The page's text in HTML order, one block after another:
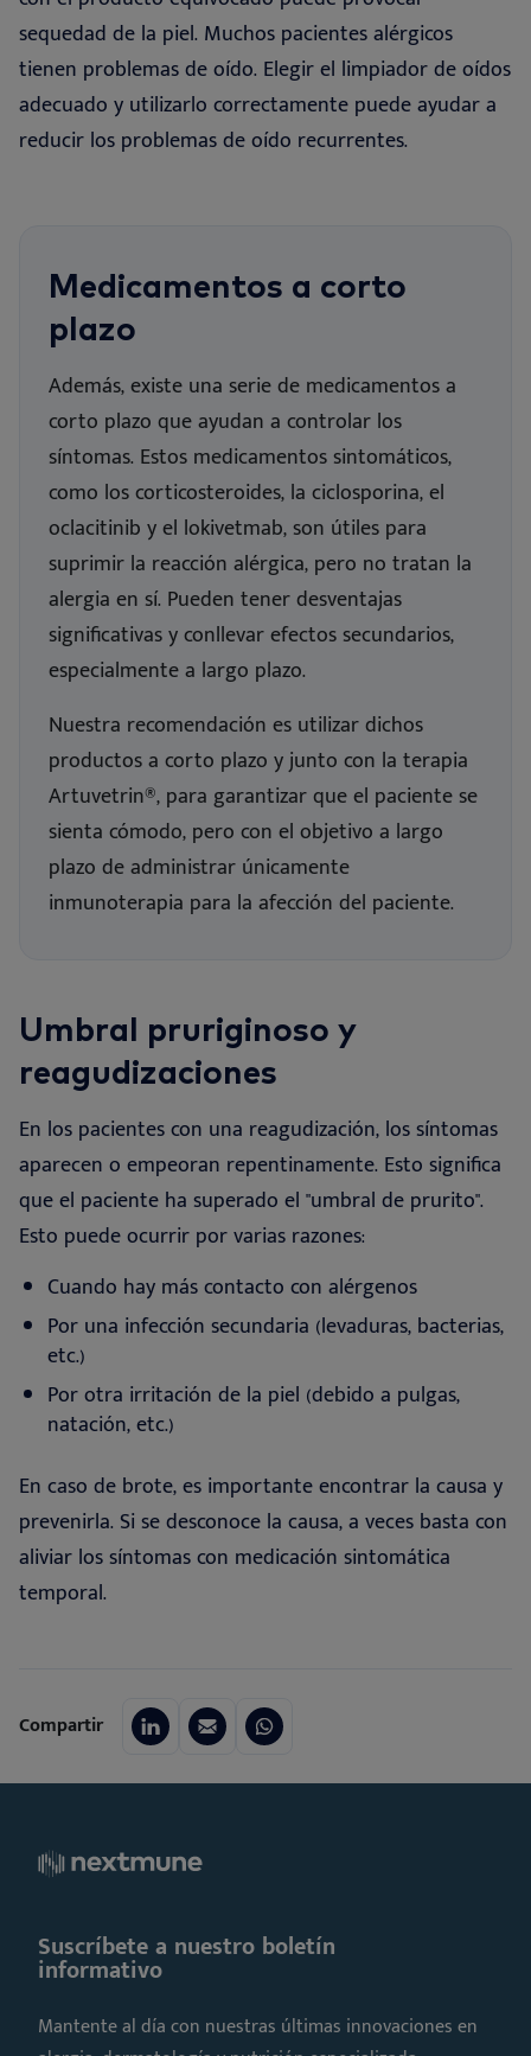
sequedad de la piel. Muchos pacientes alérgicos
tienen problemas de oído. Elegir el limpiador de oídos
adecuado y utilizarlo correctamente puede ayudar a
reducir los problemas de oído recurrentes.
Medicamentos a corto
plazo
Además, existe una serie de medicamentos a
corto plazo que ayudan a controlar los
síntomas. Estos medicamentos sintomáticos,
como los corticosteroides, la ciclosporina, el
oclacitinib y el lokivetmab, son útiles para
suprimir la reacción alérgica, pero no tratan la
alergia en sí. Pueden tener desventajas
significativas y conllevar efectos secundarios,
especialmente a largo plazo.
Nuestra recomendación es utilizar dichos
productos a corto plazo y junto con la terapia
Artuvetrin®, para garantizar que el paciente se
sienta cómodo, pero con el objetivo a largo
plazo de administrar únicamente
inmunoterapia para la afección del paciente.
Umbral pruriginoso y
reagudizaciones
En los pacientes con una reagudización, los síntomas
aparecen o empeoran repentinamente. Esto significa
que el paciente ha superado el "umbral de prurito".
Esto puede ocurrir por varias razones:
Cuando hay más contacto con alérgenos
Por una infección secundaria (levaduras, bacterias,
etc.)
Por otra irritación de la piel (debido a pulgas,
natación, etc.)
En caso de brote, es importante encontrar la causa y
prevenirla. Si se desconoce la causa, a veces basta con
aliviar los síntomas con medicación sintomática
temporal.
Compartir
Suscríbete a nuestro boletín
informativo
Mantente al día con nuestras últimas innovaciones en